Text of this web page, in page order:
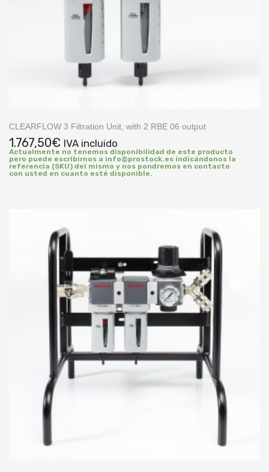
CLEARFLOW 3 Filtration Unit, with 2 RBE 06 output
1.767,50€ IVA incluido
Actualmente no tenemos disponibilidad de este producto
pero puede escribirnos a info@prostock.es indicándonos la
referencia (SKU) del mismo y nos pondremos en contacto
con usted en cuanto esté disponible.